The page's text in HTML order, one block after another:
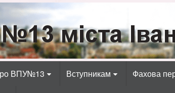
радіотехнічних,
ВПУ№13 Вступникам Фахова